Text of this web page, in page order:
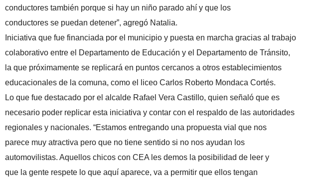
conductores también porque si hay un niño parado ahí y que los
conductores se puedan detener”, agregó Natalia.
Iniciativa que fue financiada por el municipio y puesta en marcha gracias al trabajo
colaborativo entre el Departamento de Educación y el Departamento de Tránsito,
la que próximamente se replicará en puntos cercanos a otros establecimientos
educacionales de la comuna, como el liceo Carlos Roberto Mondaca Cortés.
Lo que fue destacado por el alcalde Rafael Vera Castillo, quien señaló que es
necesario poder replicar esta iniciativa y contar con el respaldo de las autoridades
regionales y nacionales. “Estamos entregando una propuesta vial que nos
parece muy atractiva pero que no tiene sentido si no nos ayudan los
automovilistas. Aquellos chicos con CEA les demos la posibilidad de leer y
que la gente respete lo que aquí aparece, va a permitir que ellos tengan